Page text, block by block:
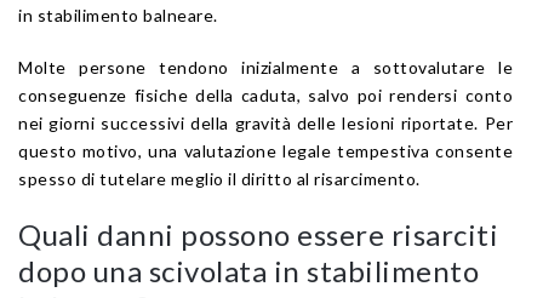
in stabilimento balneare.
Molte persone tendono inizialmente a sottovalutare le
conseguenze fisiche della caduta, salvo poi rendersi conto
nei giorni successivi della gravità delle lesioni riportate. Per
questo motivo, una valutazione legale tempestiva consente
spesso di tutelare meglio il diritto al risarcimento.
Quali danni possono essere risarciti
dopo una scivolata in stabilimento